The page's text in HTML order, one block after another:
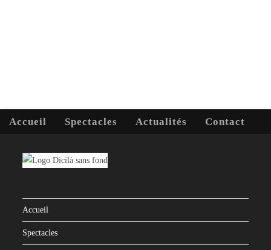
Accueil Spectacles Actualités Contact
Accueil
Spectacles